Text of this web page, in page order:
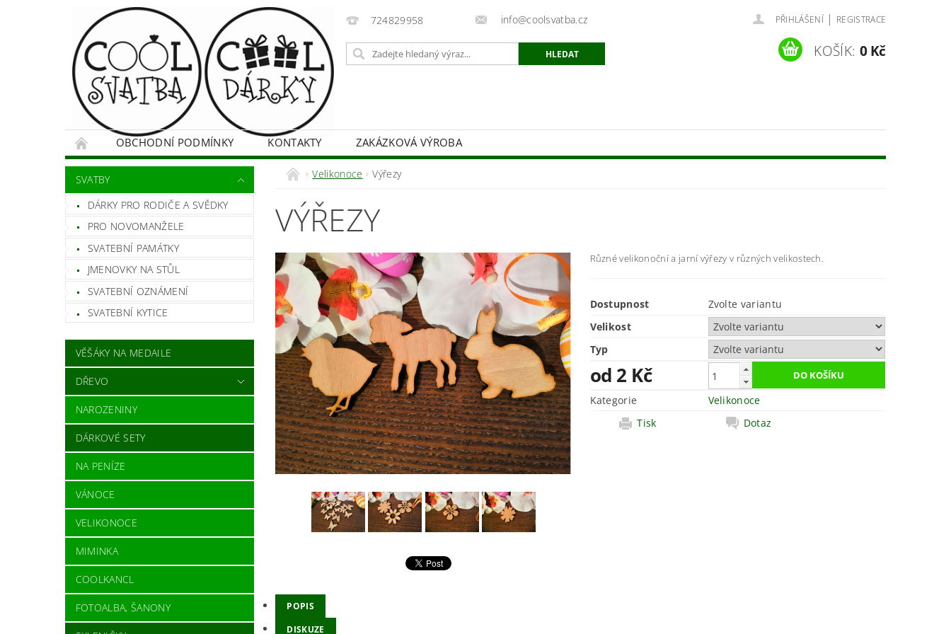
724829958 info@coolsvatba.cz PŘIHLÁŠENÍ | REGISTRACE
KOŠÍK: 0 Kč
OBCHODNÍ PODMÍNKY KONTAKTY ZAKÁZKOVÁ VÝROBA
SVATBY
DÁRKY PRO RODIČE A SVĚDKY
PRO NOVOMANŽELE
SVATEBNÍ PAMÁTKY
JMENOVKY NA STŮL
SVATEBNÍ OZNÁMENÍ
SVATEBNÍ KYTICE
VĚŠÁKY NA MEDAILE
DŘEVO
NAROZENINY
DÁRKOVÉ SETY
NA PENÍZE
VÁNOCE
VELIKONOCE
MIMINKA
COOLKANCL
FOTOALBA, ŠANONY
Velikonoce Výřezy
VÝŘEZY
Různé velikonoční a jarní výřezy v různých velikostech.
Dostupnost
Zvolte variantu
Velikost
Typ
od 2 Kč
Kategorie
Velikonoce
Tisk
Dotaz
POPIS
DISKUZE